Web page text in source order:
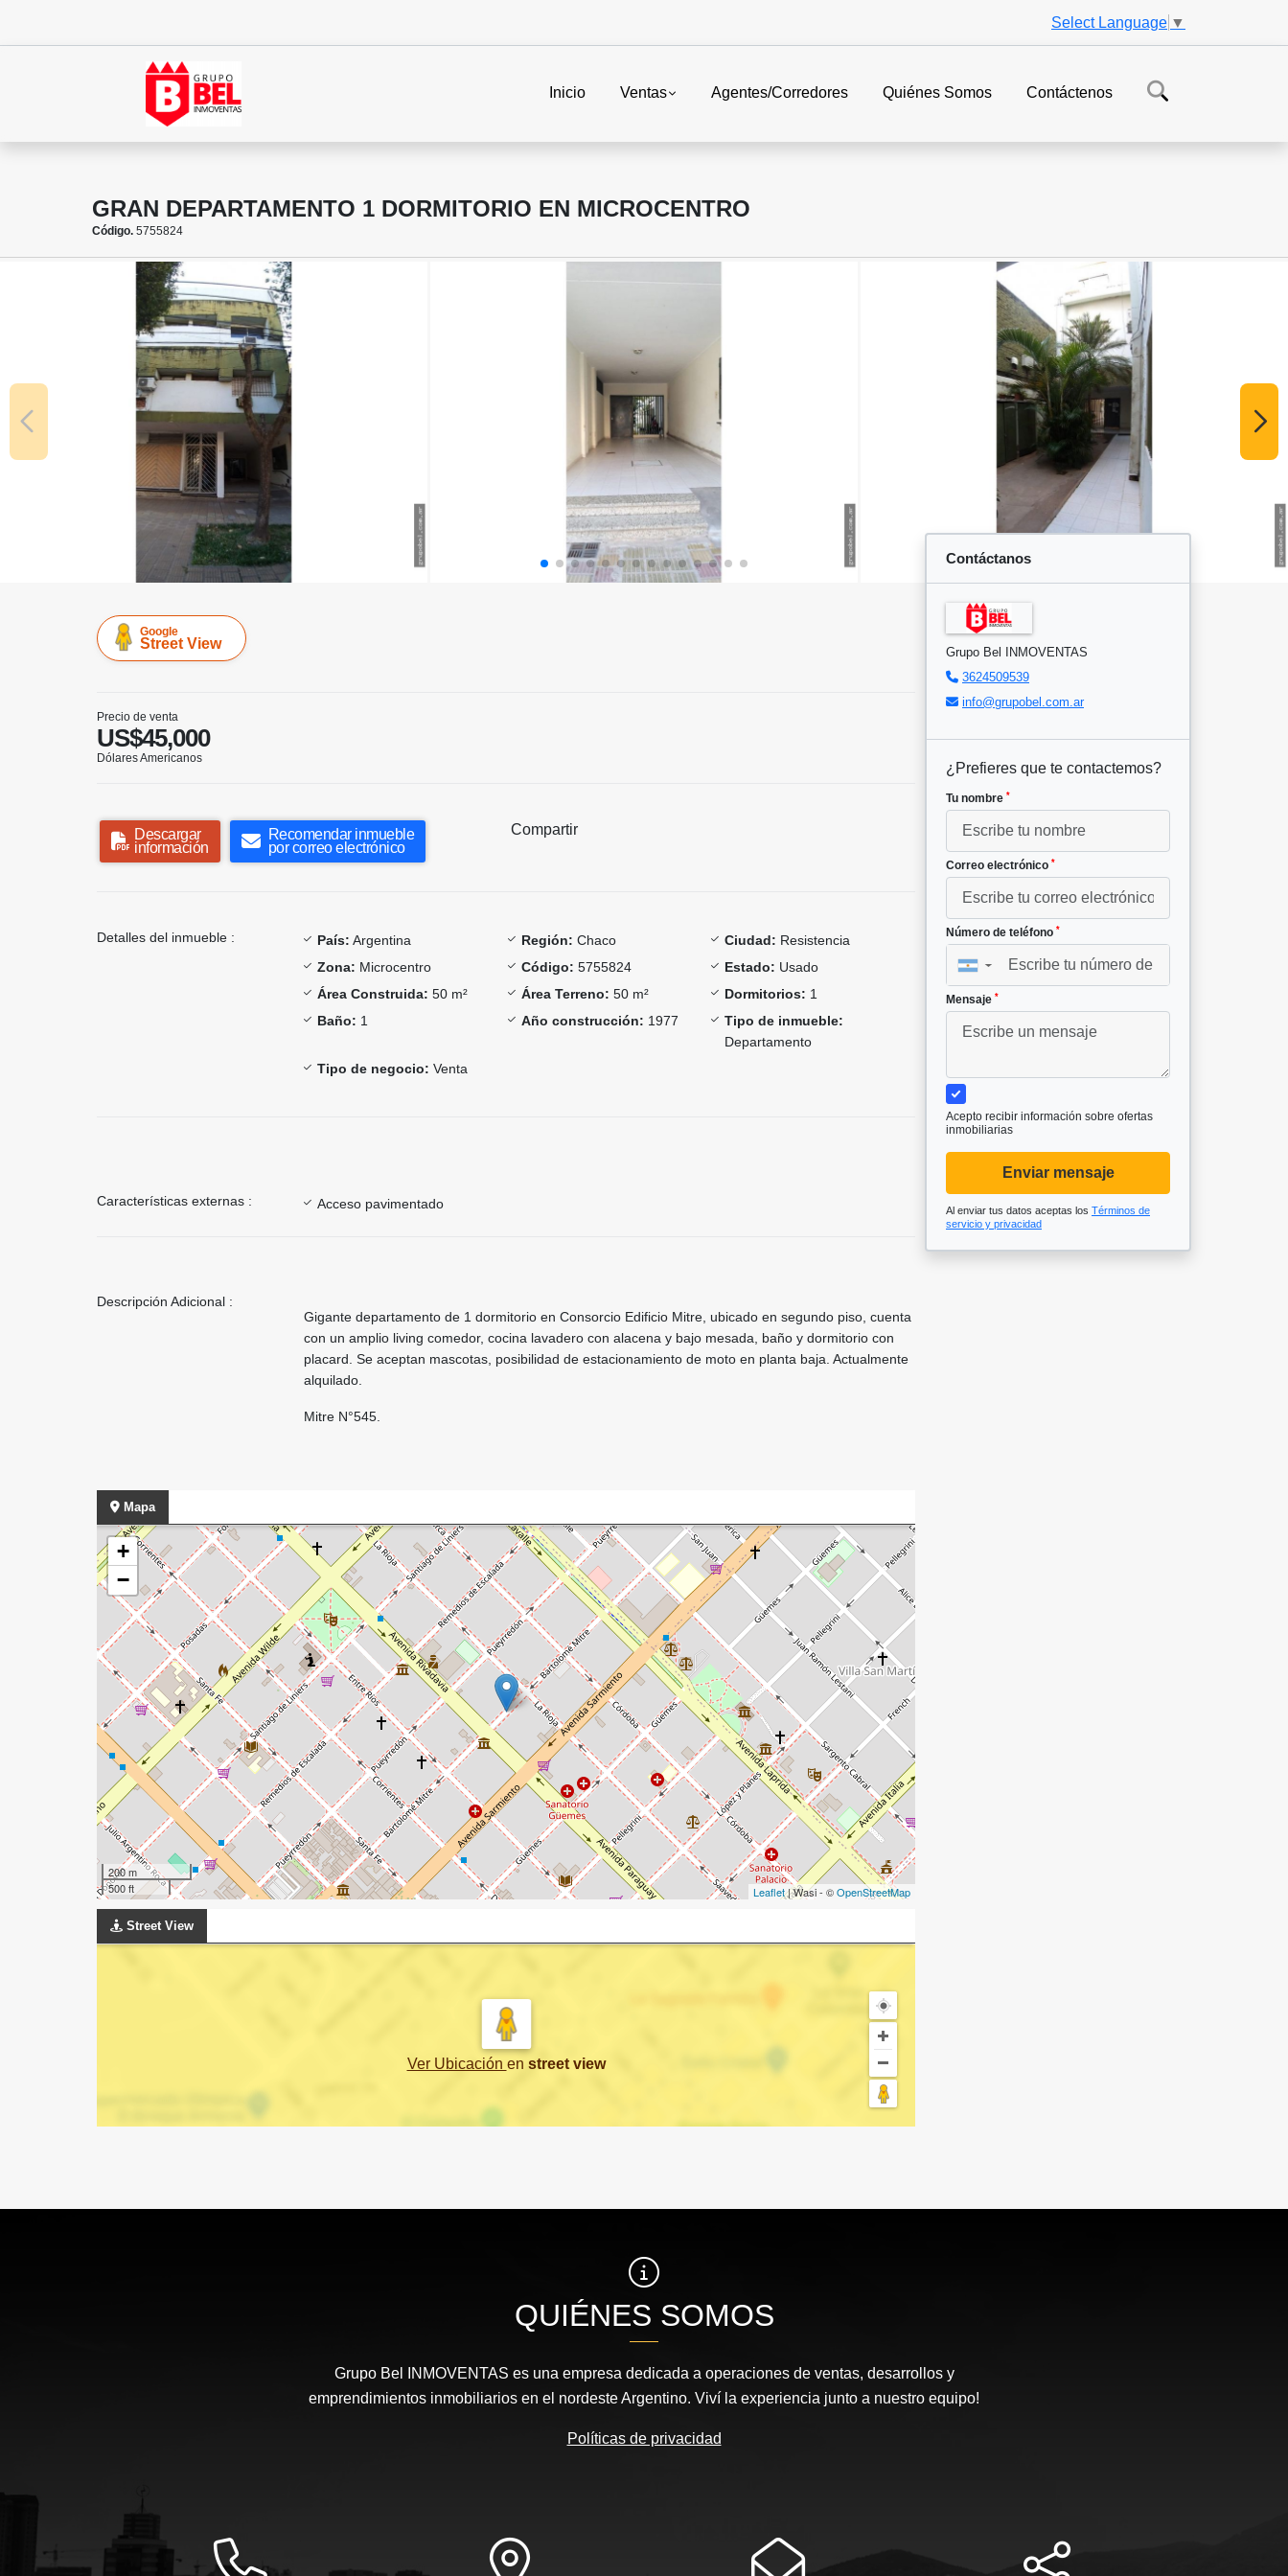
Select Language ▼
Inicio Ventas Agentes/Corredores Quiénes Somos Contáctenos
GRAN DEPARTAMENTO 1 DORMITORIO EN MICROCENTRO
Código. 5755824
Google
Street View
Precio de venta
US$45,000
Dólares Americanos
Descargar
información
Recomendar inmueble
por correo electrónico
Compartir
Detalles del inmueble : País: Argentina Región: Chaco Ciudad: Resistencia
Zona: Microcentro Código: 5755824 Estado: Usado
Área Construida: 50 m² Área Terreno: 50 m² Dormitorios: 1
Baño: 1 Año construcción: 1977
Tipo de inmueble:
Departamento
Tipo de negocio: Venta
Características externas : Acceso pavimentado
Descripción Adicional :
Gigante departamento de 1 dormitorio en Consorcio Edificio Mitre, ubicado en segundo piso, cuenta
con un amplio living comedor, cocina lavadero con alacena y bajo mesada, baño y dormitorio con
placard. Se aceptan mascotas, posibilidad de estacionamiento de moto en planta baja. Actualmente
alquilado.
Mitre N°545.
Mapa
+
−
200 m
500 ft
Leaflet| Wasi - ©OpenStreetMap
Street View
Ver Ubicación en street view
Contáctanos
Grupo Bel INMOVENTAS
3624509539
info@grupobel.com.ar
¿Prefieres que te contactemos?
Tu nombre *
Correo electrónico *
Número de teléfono *
▼
Mensaje *
Acepto recibir información sobre ofertas
inmobiliarias
Enviar mensaje
Al enviar tus datos aceptas los Términos de
servicio y privacidad
QUIÉNES SOMOS
Grupo Bel INMOVENTAS es una empresa dedicada a operaciones de ventas, desarrollos y
emprendimientos inmobiliarios en el nordeste Argentino. Viví la experiencia junto a nuestro equipo!
Políticas de privacidad